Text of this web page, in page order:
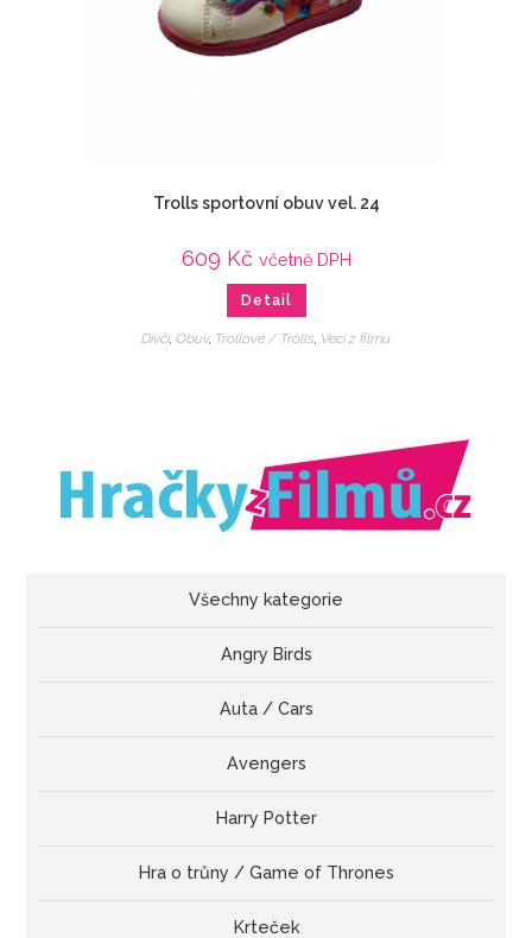
Trolls sportovní obuv vel. 24
609 Kč včetně DPH
Detail
Dívčí, Obuv, Trollové / Trolls, Veci z filmu
Všechny kategorie
Angry Birds
Auta / Cars
Avengers
Harry Potter
Hra o trůny / Game of Thrones
Krteček